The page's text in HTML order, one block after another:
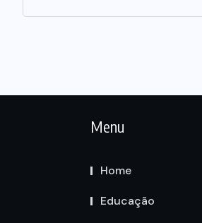
Menu
Home
Educação